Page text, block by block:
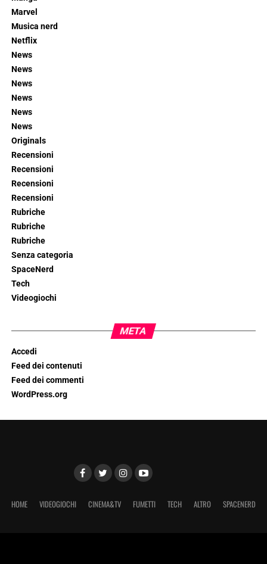
Marvel
Musica nerd
Netflix
News
News
News
News
News
News
Originals
Recensioni
Recensioni
Recensioni
Recensioni
Rubriche
Rubriche
Rubriche
Senza categoria
SpaceNerd
Tech
Videogiochi
META
Accedi
Feed dei contenuti
Feed dei commenti
WordPress.org
HOME VIDEOGIOCHI CINEMA&TV FUMETTI TECH ALTRO SPACENERD